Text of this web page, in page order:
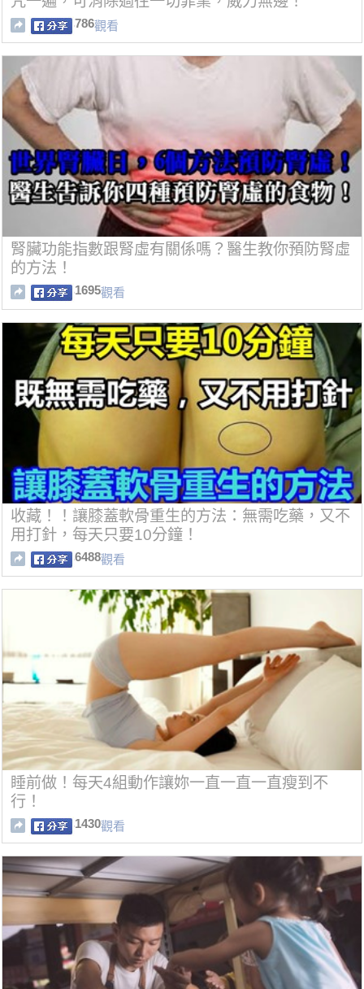
786觀看
腎臟功能指數跟腎虛有關係嗎？醫生教你預防腎虛
的方法！
1695觀看
收藏！！讓膝蓋軟骨重生的方法：無需吃藥，又不
用打針，每天只要10分鐘！
6488觀看
睡前做！每天4組動作讓妳一直一直一直瘦到不
行！
1430觀看